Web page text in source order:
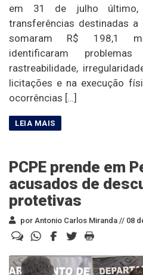
em 31 de julho último,
transferências destinadas
somaram R$ 198,1
identificaram
rastreabilidade,
licitações e na execução
ocorrências […]
PCPE prende em
acusados de
protetivas
por Antonio Carlos Miranda // 08